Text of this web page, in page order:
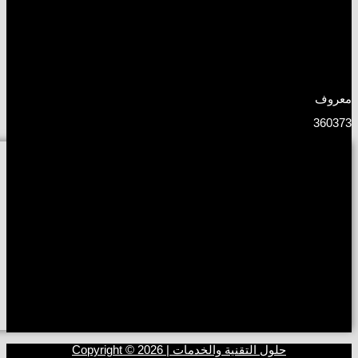
معروف
360373
حلول التقنية والخدمات | Copyright © 2026